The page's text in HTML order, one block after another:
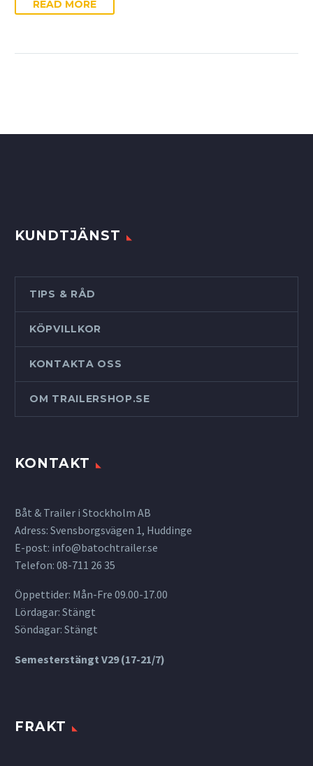
READ MORE
KUNDTJÄNST
TIPS & RÅD
KÖPVILLKOR
KONTAKTA OSS
OM TRAILERSHOP.SE
KONTAKT
Båt & Trailer i Stockholm AB
Adress: Svensborgsvägen 1, Huddinge
E-post: info@batochtrailer.se
Telefon: 08-711 26 35
Öppettider: Mån-Fre 09.00-17.00
Lördagar: Stängt
Söndagar: Stängt
Semesterstängt V29 (17-21/7)
FRAKT